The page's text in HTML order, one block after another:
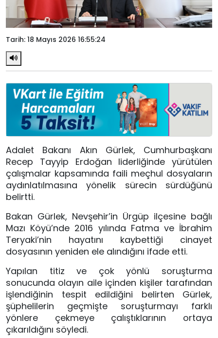
Tarih: 18 Mayıs 2026 16:55:24
Adalet Bakanı Akın Gürlek, Cumhurbaşkanı
Recep Tayyip Erdoğan liderliğinde yürütülen
çalışmalar kapsamında faili meçhul dosyaların
aydınlatılmasına yönelik sürecin sürdüğünü
belirtti.
Bakan Gürlek, Nevşehir’in Ürgüp ilçesine bağlı
Mazı Köyü’nde 2016 yılında Fatma ve İbrahim
Teryaki’nin hayatını kaybettiği cinayet
dosyasının yeniden ele alındığını ifade etti.
Yapılan titiz ve çok yönlü soruşturma
sonucunda olayın aile içinden kişiler tarafından
işlendiğinin tespit edildiğini belirten Gürlek,
şüphelilerin geçmişte soruşturmayı farklı
yönlere çekmeye çalıştıklarının ortaya
çıkarıldığını söyledi.